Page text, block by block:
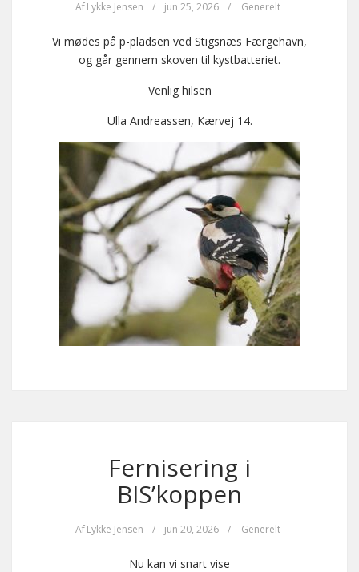
Af Lykke Jensen / jun 25, 2026 / Generelt
Vi mødes på p-pladsen ved Stigsnæs Færgehavn,
og går gennem skoven til kystbatteriet.
Venlig hilsen
Ulla Andreassen, Kærvej 14.
Fernisering i
BIS’koppen
Af Lykke Jensen / jun 20, 2026 / Generelt
Nu kan vi snart vise